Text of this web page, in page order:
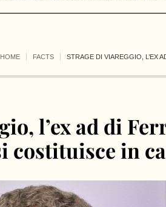
HOME FACTS STRAGE DI VIAREGGIO, L’EX
l’ex ad di
costituisce in